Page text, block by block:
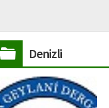
Denizli